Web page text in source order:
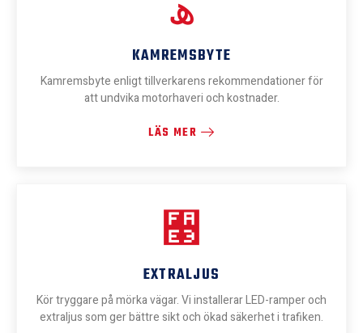
KAMREMSBYTE
Kamremsbyte enligt tillverkarens rekommendationer för
att undvika motorhaveri och kostnader.
LÄS MER
EXTRALJUS
Kör tryggare på mörka vägar. Vi installerar LED-ramper och
extraljus som ger bättre sikt och ökad säkerhet i trafiken.